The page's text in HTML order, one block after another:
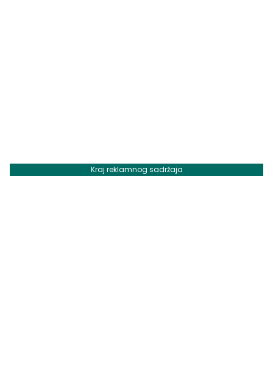
Kraj reklamnog sadržaja